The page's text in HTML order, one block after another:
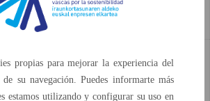
en Euskadi.
y las empresas adheridas a la
Euskadi Basque Country
adoptaron los siguientes
Descargar
propias para mejorar la experiencia del
su navegación. Puedes informarte más
estamos utilizando y configurar su uso en